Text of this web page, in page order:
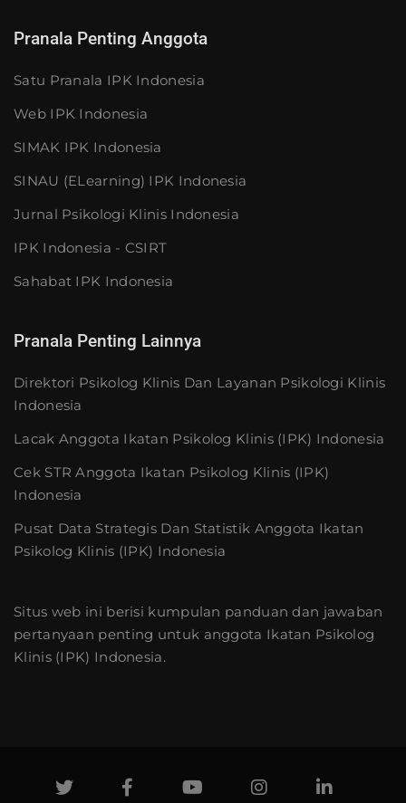
Pranala Penting Anggota
Satu Pranala IPK Indonesia
Web IPK Indonesia
SIMAK IPK Indonesia
SINAU (eLearning) IPK Indonesia
Jurnal Psikologi Klinis Indonesia
IPK Indonesia - CSIRT
Sahabat IPK Indonesia
Pranala Penting Lainnya
Direktori Psikolog Klinis Dan Layanan Psikologi Klinis
Indonesia
Lacak Anggota Ikatan Psikolog Klinis (IPK) Indonesia
Cek STR Anggota Ikatan Psikolog Klinis (IPK)
Indonesia
Pusat Data Strategis Dan Statistik Anggota Ikatan
Psikolog Klinis (IPK) Indonesia
Situs web ini berisi kumpulan panduan dan jawaban
pertanyaan penting untuk anggota Ikatan Psikolog
Klinis (IPK) Indonesia.